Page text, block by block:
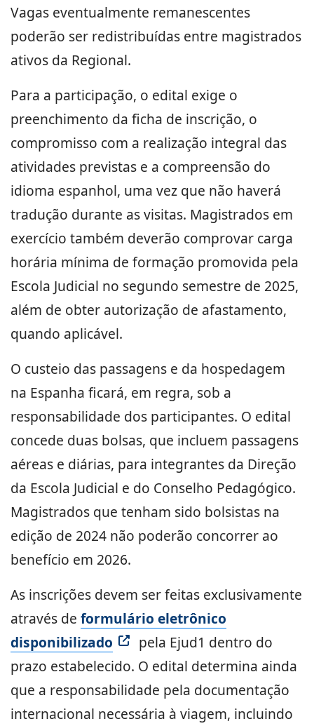
Vagas eventualmente remanescentes
poderão ser redistribuídas entre magistrados
ativos da Regional.
Para a participação, o edital exige o
preenchimento da ficha de inscrição, o
compromisso com a realização integral das
atividades previstas e a compreensão do
idioma espanhol, uma vez que não haverá
tradução durante as visitas. Magistrados em
exercício também deverão comprovar carga
horária mínima de formação promovida pela
Escola Judicial no segundo semestre de 2025,
além de obter autorização de afastamento,
quando aplicável.
O custeio das passagens e da hospedagem
na Espanha ficará, em regra, sob a
responsabilidade dos participantes. O edital
concede duas bolsas, que incluem passagens
aéreas e diárias, para integrantes da Direção
da Escola Judicial e do Conselho Pedagógico.
Magistrados que tenham sido bolsistas na
edição de 2024 não poderão concorrer ao
benefício em 2026.
As inscrições devem ser feitas exclusivamente
através de formulário eletrônico
disponibilizado
pela Ejud1 dentro do
prazo estabelecido. O edital determina ainda
que a responsabilidade pela documentação
internacional necessária à viagem, incluindo